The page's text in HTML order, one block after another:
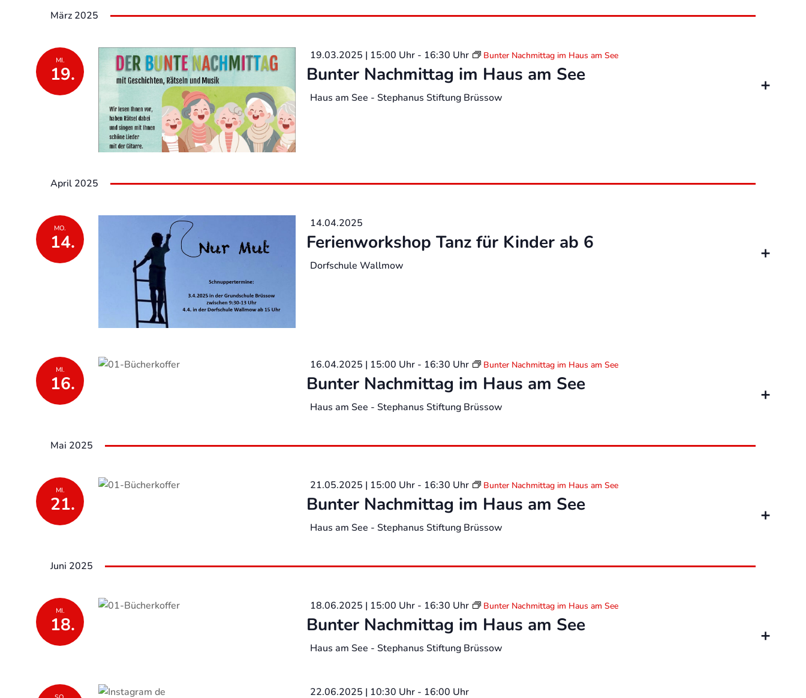
März 2025
MI.
19. Bunter Nachmittag im Haus am See
19.03.2025 | 15:00 Uhr- 16:30 Uhr Bunter Nachmittag im Haus am See
Haus am See - Stephanus Stiftung Brüssow
April 2025
MO.
14. Ferienworkshop Tanz für Kinder ab 6
14.04.2025
Dorfschule Wallmow
MI.
16. Bunter Nachmittag im Haus am See
16.04.2025 | 15:00 Uhr- 16:30 Uhr Bunter Nachmittag im Haus am See
Haus am See - Stephanus Stiftung Brüssow
Mai 2025
MI.
21. Bunter Nachmittag im Haus am See
21.05.2025 | 15:00 Uhr- 16:30 Uhr Bunter Nachmittag im Haus am See
Haus am See - Stephanus Stiftung Brüssow
Juni 2025
MI.
18. Bunter Nachmittag im Haus am See
18.06.2025 | 15:00 Uhr- 16:30 Uhr Bunter Nachmittag im Haus am See
Haus am See - Stephanus Stiftung Brüssow
22.06.2025 | 10:30 Uhr- 16:00 Uhr